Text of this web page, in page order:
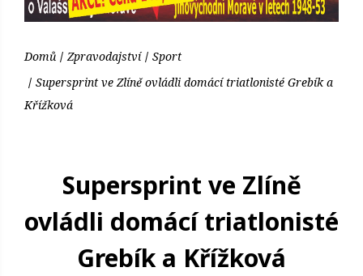
Domů Zpravodajství
Sport
Supersprint ve Zlíně ovládli domácí triatlonisté Grebík a
Křížková
Supersprint ve Zlíně
ovládli domácí triatlonisté
Grebík a Křížková